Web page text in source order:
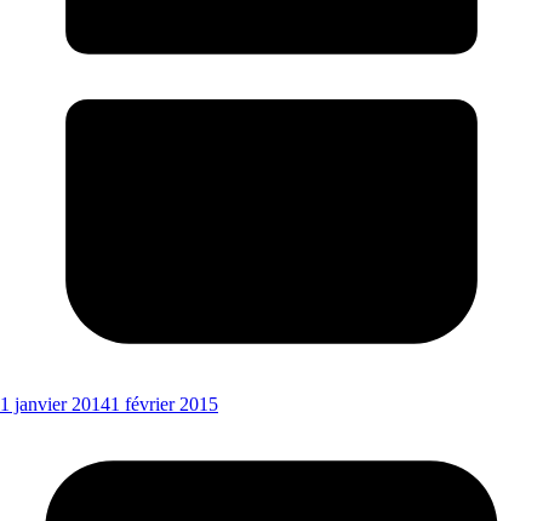
1 janvier 20141 février 2015